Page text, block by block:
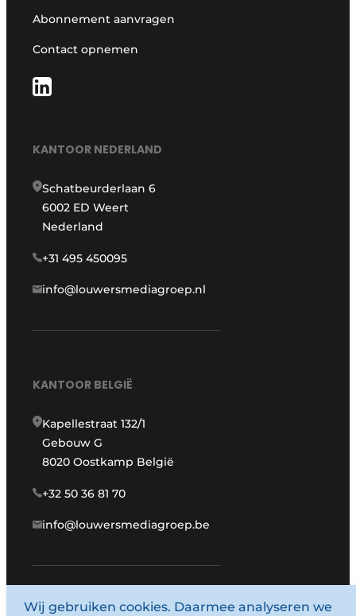
Abonnement aanvragen
Contact opnemen
KANTOOR NEDERLAND
Schatbeurderlaan 6
6002 ED Weert
Nederland
+31 495 450095
info@louwersmediagroep.nl
KANTOOR BELGIË
Kapellestraat 132/1
Gebouw G
8020 Oostkamp België
+32 50 36 81 70
info@louwersmediagroep.be
www.louwersmediagroep.com
Wij gebruiken cookies. Daarmee analyseren we